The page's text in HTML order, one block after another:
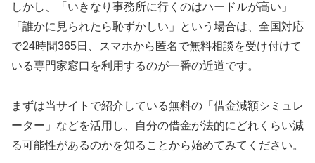
しかし、「いきなり事務所に行くのはハードルが高い」
「誰かに見られたら恥ずかしい」という場合は、全国対応
で24時間365日、スマホから匿名で無料相談を受け付けて
いる専門家窓口を利用するのが一番の近道です。
まずは当サイトで紹介している無料の「借金減額シミュレ
ーター」などを活用し、自分の借金が法的にどれくらい減
る可能性があるのかを知ることから始めてみてください。